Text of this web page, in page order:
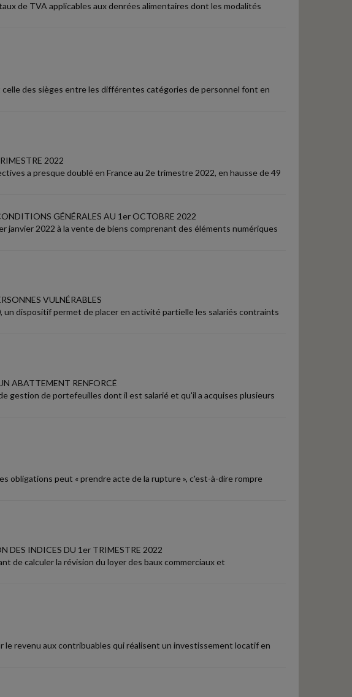
de TVA applicables aux denrées alimentaires dont les modalités
des sièges entre les différentes catégories de personnel font en
2022
a presque doublé en France au 2e trimestre 2022, en hausse de 49
GÉNÉRALES AU 1er OCTOBRE 2022
janvier 2022 à la vente de biens comprenant des éléments numériques
VULNÉRABLES
un dispositif permet de placer en activité partielle les salariés contraints
ABATTEMENT RENFORCÉ
gestion de portefeuilles dont il est salarié et qu'il a acquises plusieurs
obligations peut « prendre acte de la rupture », c'est-à-dire rompre
DES INDICES DU 1er TRIMESTRE 2022
de calculer la révision du loyer des baux commerciaux et
revenu aux contribuables qui réalisent un investissement locatif en